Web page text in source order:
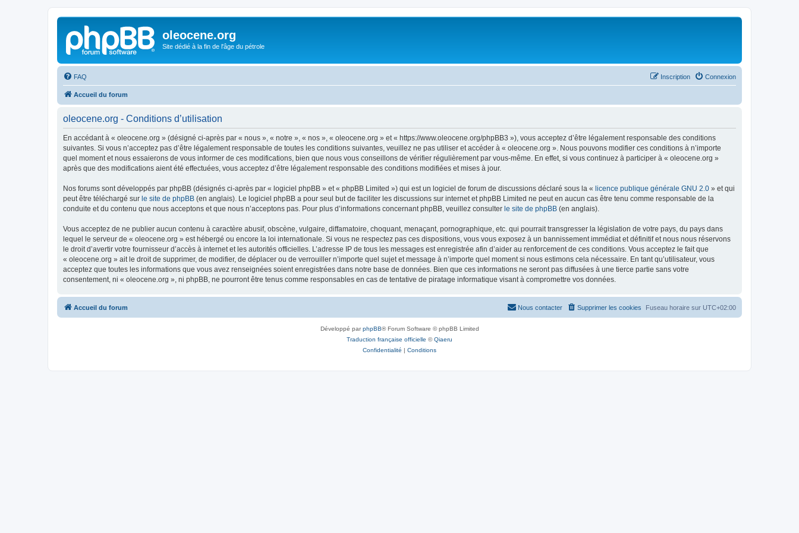
oleocene.org
Site dédié à la fin de l'âge du pétrole
FAQ Connexion
Inscription
Accueil du forum
oleocene.org - Conditions d’utilisation
En accédant à « oleocene.org » (désigné ci-après par « nous », « notre », « nos », « oleocene.org » et « https://www.oleocene.org/phpBB3 »), vous acceptez d’être légalement responsable des conditions
suivantes. Si vous n’acceptez pas d’être légalement responsable de toutes les conditions suivantes, veuillez ne pas utiliser et accéder à « oleocene.org ». Nous pouvons modifier ces conditions à n’importe
quel moment et nous essaierons de vous informer de ces modifications, bien que nous vous conseillons de vérifier régulièrement par vous-même. En effet, si vous continuez à participer à « oleocene.org »
après que des modifications aient été effectuées, vous acceptez d’être légalement responsable des conditions modifiées et mises à jour.
Nos forums sont développés par phpBB (désignés ci-après par « logiciel phpBB » et « phpBB Limited ») qui est un logiciel de forum de discussions déclaré sous la « licence publique générale GNU 2.0 » et qui
peut être téléchargé sur le site de phpBB (en anglais). Le logiciel phpBB a pour seul but de faciliter les discussions sur internet et phpBB Limited ne peut en aucun cas être tenu comme responsable de la
conduite et du contenu que nous acceptons et que nous n’acceptons pas. Pour plus d’informations concernant phpBB, veuillez consulter le site de phpBB (en anglais).
Vous acceptez de ne publier aucun contenu à caractère abusif, obscène, vulgaire, diffamatoire, choquant, menaçant, pornographique, etc. qui pourrait transgresser la législation de votre pays, du pays dans
lequel le serveur de « oleocene.org » est hébergé ou encore la loi internationale. Si vous ne respectez pas ces dispositions, vous vous exposez à un bannissement immédiat et définitif et nous nous réservons
le droit d’avertir votre fournisseur d’accès à internet et les autorités officielles. L’adresse IP de tous les messages est enregistrée afin d’aider au renforcement de ces conditions. Vous acceptez le fait que
« oleocene.org » ait le droit de supprimer, de modifier, de déplacer ou de verrouiller n’importe quel sujet et message à n’importe quel moment si nous estimons cela nécessaire. En tant qu’utilisateur, vous
acceptez que toutes les informations que vous avez renseignées soient enregistrées dans notre base de données. Bien que ces informations ne seront pas diffusées à une tierce partie sans votre
consentement, ni « oleocene.org », ni phpBB, ne pourront être tenus comme responsables en cas de tentative de piratage informatique visant à compromettre vos données.
Accueil du forum Fuseau horaire sur UTC+02:00
Supprimer les cookies
Nous contacter
Développé parphpBB® Forum Software © phpBB Limited
Traduction française officielle ©Qiaeru
Confidentialité | Conditions